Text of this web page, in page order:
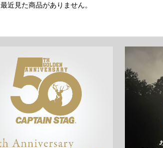
最近見た商品がありません。